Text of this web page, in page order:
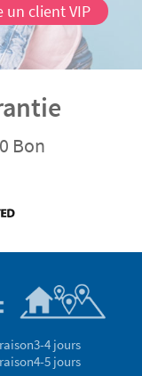
un client VIP
Bon
3-4 jours
4-5 jours